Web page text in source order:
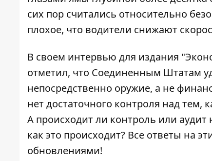
сих пор считались относительно
плохое, что водители снижают
В своем интервью для издания
отметил, что Соединенным Штатам
непосредственно оружие, а не
нет достаточного контроля над тем,
А происходит ли контроль или аудит
как это происходит? Все ответы на
обновлениями!